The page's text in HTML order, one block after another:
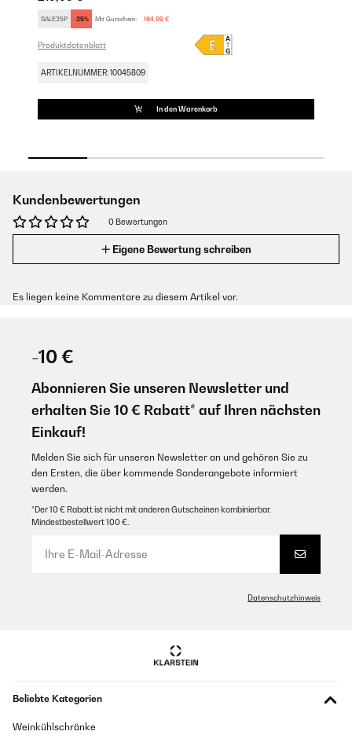
SALE25P -25% Mit Gutschein: 164,99 €
Produktdatenblatt
ARTIKELNUMMER: 10045809
In den Warenkorb
Kundenbewertungen
0 Bewertungen
Eigene Bewertung schreiben
Es liegen keine Kommentare zu diesem Artikel vor.
-10 €
Abonnieren Sie unseren Newsletter und
erhalten Sie 10 € Rabatt* auf Ihren nächsten
Einkauf!
Melden Sie sich für unseren Newsletter an und gehören Sie zu
den Ersten, die über kommende Sonderangebote informiert
werden.
*Der 10 € Rabatt ist nicht mit anderen Gutscheinen kombinierbar.
Mindestbestellwert 100 €.
Datenschutzhinweis
Beliebte Kategorien
Weinkühlschränke